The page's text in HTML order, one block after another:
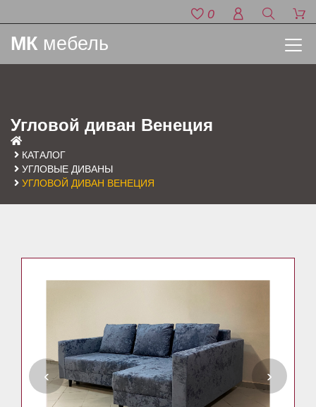
0
МК мебель
Угловой диван Венеция
КАТАЛОГ
УГЛОВЫЕ ДИВАНЫ
УГЛОВОЙ ДИВАН ВЕНЕЦИЯ
‹ ›